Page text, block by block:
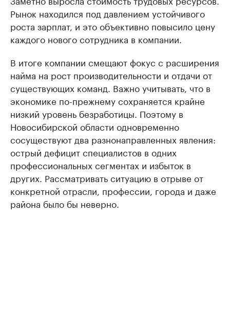
Рынок находился под давлением устойчивого
роста зарплат, и это объективно повысило цену
каждого нового сотрудника в компании.
В итоге компании смещают фокус с расширения
найма на рост производительности и отдачи от
существующих команд. Важно учитывать, что в
экономике по-прежнему сохраняется крайне
низкий уровень безработицы. Поэтому в
Новосибирской области одновременно
сосуществуют два разнонаправленных явления:
острый дефицит специалистов в одних
профессиональных сегментах и избыток в
других. Рассматривать ситуацию в отрыве от
конкретной отрасли, профессии, города и даже
района было бы неверно.